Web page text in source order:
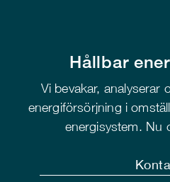
Hållbar
Vi bevakar, analyserar
energiförsörjning i
energisystem. Nu